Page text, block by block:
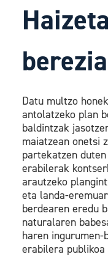
Datu multzo
antolatzeko plan
baldintzak
maiatzean onetsi
partekatzen
erabilerak
arautzeko
eta landa-
berdearen eredu
naturalaren
haren
erabilera